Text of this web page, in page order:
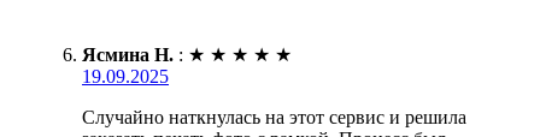
Ясмина Н. : ★ ★ ★ ★ ★
19.09.2025
Случайно наткнулась на этот сервис и решила